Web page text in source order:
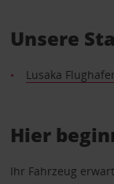
Unsere
Lusaka
Hier
Ihr Fahrzeug